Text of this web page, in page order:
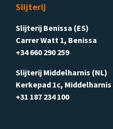
Slijterij
Slijterij Benissa (ES)
Carrer Watt 1, Benissa
+34 660 290 259
Slijterij Middelharnis (NL)
Kerkepad 1c, Middelharnis
+31 187 234 100